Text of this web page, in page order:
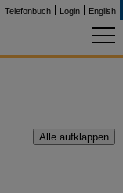
Telefonbuch Login English
Alle aufklappen